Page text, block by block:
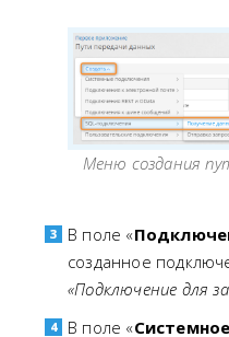
Меню создания
В поле «
созданное
«Подключение для
В поле «